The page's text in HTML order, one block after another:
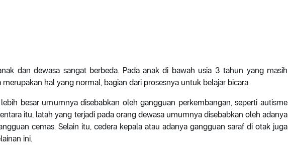
dan dewasa sangat berbeda. Pada anak di bawah usia 3 tahun yang masih
merupakan hal yang normal, bagian dari prosesnya untuk belajar bicara.
besar umumnya disebabkan oleh gangguan perkembangan, seperti autisme
itu, latah yang terjadi pada orang dewasa umumnya disebabkan oleh adanya
cemas. Selain itu, cedera kepala atau adanya gangguan saraf di otak juga
ini.